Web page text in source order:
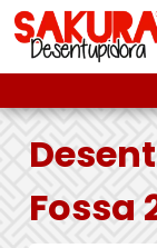
Fossa